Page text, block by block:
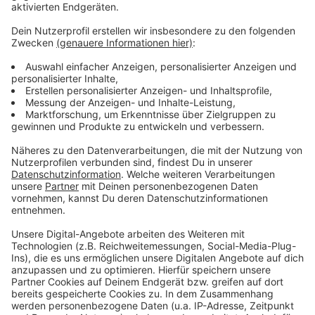
Es gibt diese Dinge im Leben, die können uns zur
Weißglut treiben. Bahnstreiks. Plötzlicher Schneefall.
Eiskratzen am frühen Morgen. Leute, die nicht
Autofahren können. Menschen, die seltsame Wörter
benutzen. Wo andere sich vor Verzweiflung das
Gesicht bis zum Bauchnabel ziehen oder ihren Kopf
gegen die Wand hauen wollen, geht in eben diesem
Kopf von Laura Potting ein Karussell los. Irgendwo
zwischen wirren Gedanken und scharfer
Alltagsbeobachtung. Ein bisschen ausgeflippt,
meistens bunt und nie ganz ernst gemeint.
Anzeige